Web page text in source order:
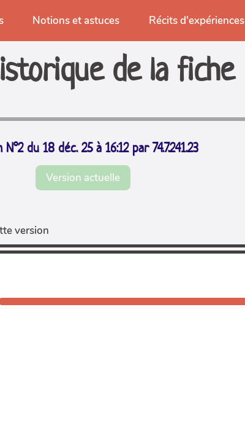
Notions et astuces Récits d'expériences
de la fiche
N°2 du 18 déc. 25 à 16:12 par 74.7.241.23
Version actuelle
version